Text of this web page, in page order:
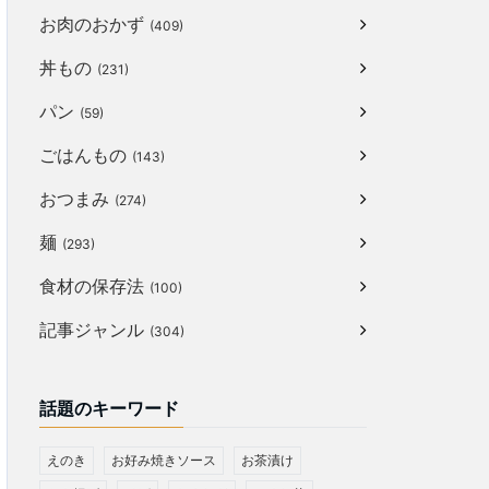
お肉のおかず (409)
丼もの (231)
パン (59)
ごはんもの (143)
おつまみ (274)
麺 (293)
食材の保存法 (100)
記事ジャンル (304)
話題のキーワード
えのき お好み焼きソース お茶漬け